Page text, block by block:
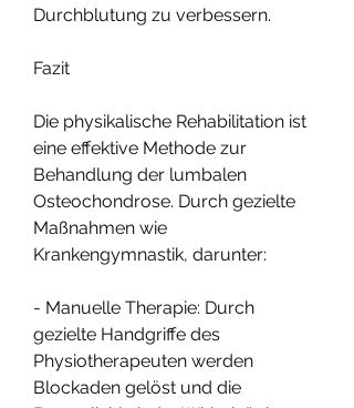
Durchblutung zu verbessern.
Fazit
Die physikalische Rehabilitation ist
eine effektive Methode zur
Behandlung der lumbalen
Osteochondrose. Durch gezielte
Maßnahmen wie
Krankengymnastik, darunter:
- Manuelle Therapie: Durch
gezielte Handgriffe des
Physiotherapeuten werden
Blockaden gelöst und die